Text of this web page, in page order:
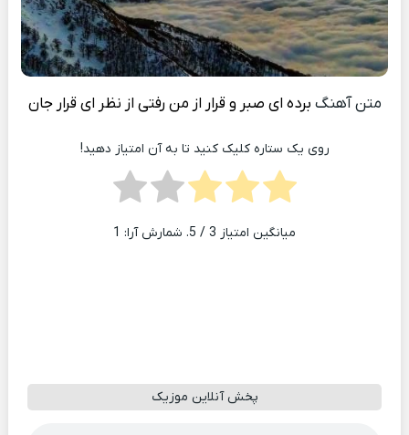
متن آهنگ برده ای صبر و قرار از من رفتی از نظر ای قرار جان
روی یک ستاره کلیک کنید تا به آن امتیاز دهید!
میانگین امتیاز 3 / 5. شمارش آرا: 1
پخش آنلاین موزیک